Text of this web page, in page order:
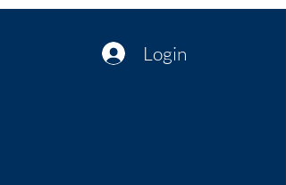
Login